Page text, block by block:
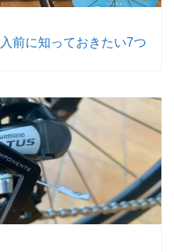
前に知っておきたい7つ